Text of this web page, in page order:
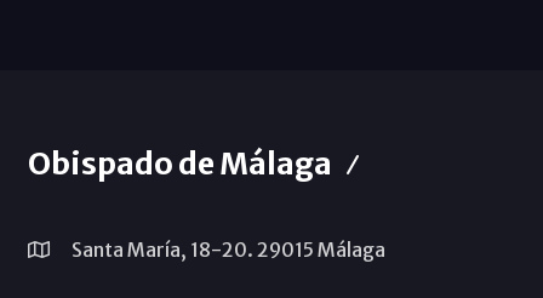
Obispado de Málaga
Santa María, 18-20. 29015 Málaga